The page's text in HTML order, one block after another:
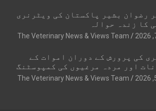
رضوان بشیر پاکستان کی ویٹرنری
کا زندہ حوالہ
The Veterinary News & Views Team
کی پرورش کے دوران اموات کے
اور مردہ مرغیوں کی کمپوسٹنگ
The Veterinary News & Views Team